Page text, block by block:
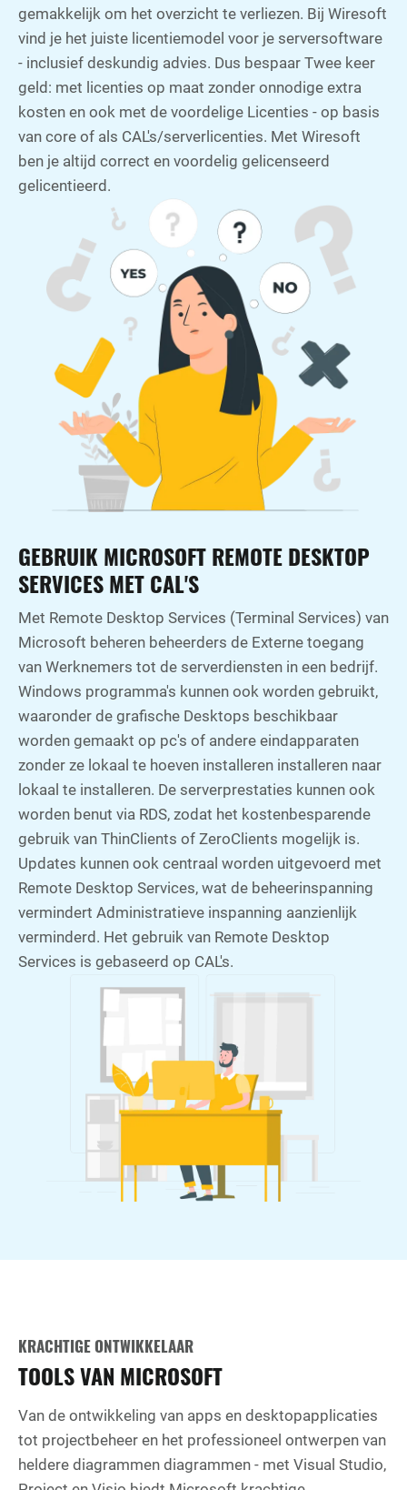
gemakkelijk om het overzicht te verliezen. Bij Wiresoft
vind je het juiste licentiemodel voor je serversoftware
- inclusief deskundig advies. Dus bespaar Twee keer
geld: met licenties op maat zonder onnodige extra
kosten en ook met de voordelige Licenties - op basis
van core of als CAL's/serverlicenties. Met Wiresoft
ben je altijd correct en voordelig gelicenseerd
gelicentieerd.
GEBRUIK MICROSOFT REMOTE DESKTOP
SERVICES MET CAL'S
Met Remote Desktop Services (Terminal Services) van
Microsoft beheren beheerders de Externe toegang
van Werknemers tot de serverdiensten in een bedrijf.
Windows programma's kunnen ook worden gebruikt,
waaronder de grafische Desktops beschikbaar
worden gemaakt op pc's of andere eindapparaten
zonder ze lokaal te hoeven installeren installeren naar
lokaal te installeren. De serverprestaties kunnen ook
worden benut via RDS, zodat het kostenbesparende
gebruik van ThinClients of ZeroClients mogelijk is.
Updates kunnen ook centraal worden uitgevoerd met
Remote Desktop Services, wat de beheerinspanning
vermindert Administratieve inspanning aanzienlijk
verminderd. Het gebruik van Remote Desktop
Services is gebaseerd op CAL's.
KRACHTIGE ONTWIKKELAAR
TOOLS VAN MICROSOFT
Van de ontwikkeling van apps en desktopapplicaties
tot projectbeheer en het professioneel ontwerpen van
heldere diagrammen diagrammen - met Visual Studio,